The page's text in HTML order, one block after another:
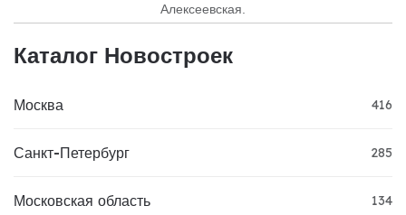
Алексеевская.
Каталог Новостроек
Москва 416
Санкт-Петербург 285
Московская область 134